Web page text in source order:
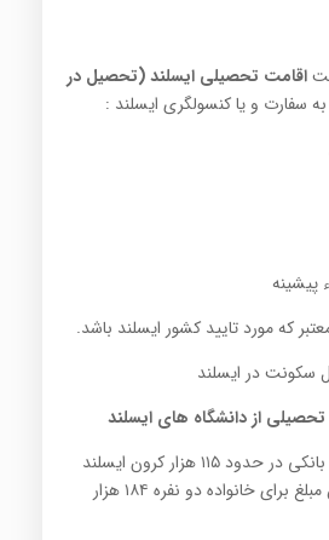
اقامت تحصیلی ایسلند (تحصیل در
به سفارت و یا کنسولگری ایسلند :
از دانشگاه های ایسلند
۸- ارائه نامه تمکن بانکی در حدود ۱۱۵ هزار کرون ایسلند
برای یک فرد و این مبلغ برای خانواده دو نفره ۱۸۴ هزار